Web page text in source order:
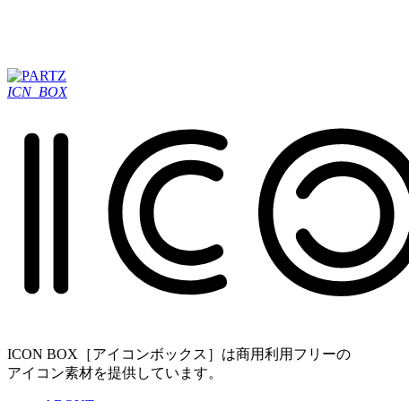
ICN_BOX
ICON BOX［アイコンボックス］は商用利用フリーの
アイコン素材を提供しています。